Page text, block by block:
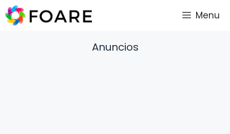
Saltar
al
Menu
Anuncios